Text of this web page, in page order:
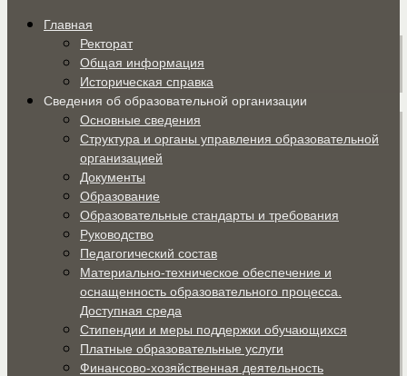
Главная
Ректорат
Общая информация
Историческая справка
Сведения об образовательной организации
Основные сведения
Структура и органы управления образовательной
организацией
Документы
Образование
Образовательные стандарты и требования
Руководство
Педагогический состав
Материально-техническое обеспечение и
оснащенность образовательного процесса.
Доступная среда
Стипендии и меры поддержки обучающихся
Платные образовательные услуги
Финансово-хозяйственная деятельность